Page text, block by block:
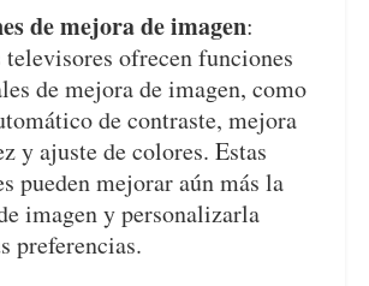
de mejora de imagen:
ofrecen funciones
de mejora de imagen, como
de contraste, mejora
y ajuste de colores. Estas
pueden mejorar aún más la
imagen y personalizarla
preferencias.